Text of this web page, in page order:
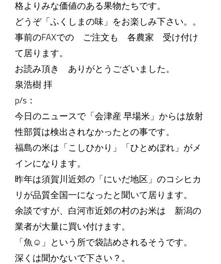
格よりみな価値のある果物たちです。
どうぞ「ふくしまの味」をお楽しみ下さい。。
事前のFAXでの ご注文も 各農家 受け付け
て居ります。
お読み頂き ありがとうございました。
泉浩樹 拝
p/s：
今日のニュースで「会津産 早場米」からは放射
性部質は検出されなかったとの事です。
福島の米は「こしひかり」「ひとめぼれ」がメ
インになります。
昨年は須賀川近郊の「にいだ地区」のコシヒカ
リが品質全国一になったと聞いて居ります。
余談ですが、白河市近郊の村のお米は 新潟の
業者が大量に買い付けます。
「魚☺」という所で袋詰めされるそうです。
深くは聞かないで下さい？。